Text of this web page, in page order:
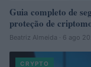
Guia completo de
proteção de
Beatriz Almeida · 6 ago
CRYPTO